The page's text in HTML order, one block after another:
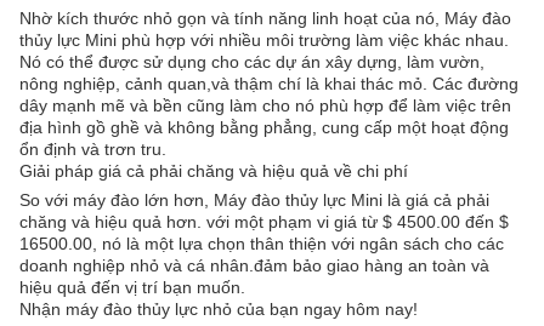
Nhờ kích thước nhỏ gọn và tính năng linh hoạt của nó, Máy đào
thủy lực Mini phù hợp với nhiều môi trường làm việc khác nhau.
Nó có thể được sử dụng cho các dự án xây dựng, làm vườn,
nông nghiệp, cảnh quan,và thậm chí là khai thác mỏ. Các đường
dây mạnh mẽ và bền cũng làm cho nó phù hợp để làm việc trên
địa hình gồ ghề và không bằng phẳng, cung cấp một hoạt động
ổn định và trơn tru.
Giải pháp giá cả phải chăng và hiệu quả về chi phí
So với máy đào lớn hơn, Máy đào thủy lực Mini là giá cả phải
chăng và hiệu quả hơn. với một phạm vi giá từ $ 4500.00 đến $
16500.00, nó là một lựa chọn thân thiện với ngân sách cho các
doanh nghiệp nhỏ và cá nhân.đảm bảo giao hàng an toàn và
hiệu quả đến vị trí bạn muốn.
Nhận máy đào thủy lực nhỏ của bạn ngay hôm nay!